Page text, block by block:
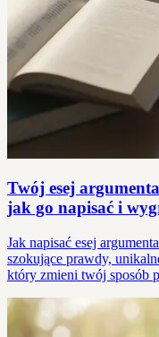
Twój esej
jak go napisać i
Jak napisać esej
szokujące prawdy,
który zmieni twój sposób